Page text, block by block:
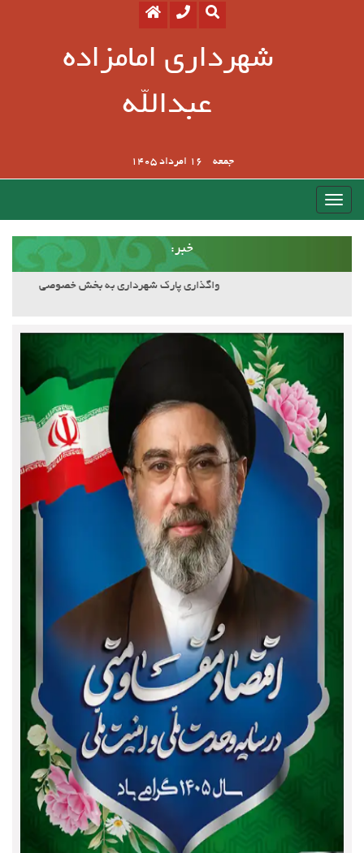
شهرداری امامزاده
عبدالله
جمعه 16 امرداد 1405
:خبر